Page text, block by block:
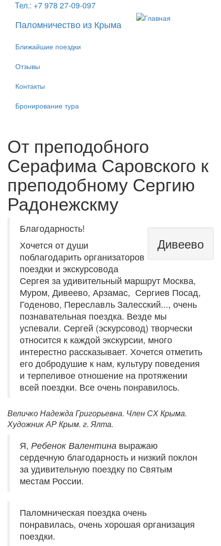
Перейти
основному
Тел.: +7 978 27-09-097
Паломничество из Крыма
Ближайшие поездки
Отзывы
Контакты
Бронирование тура
От преподобного
Серафима Саровского к
преподобному Сергию
Радонежскму
Дивеево
Благодарность!
Хочется от души
поблагодарить организаторов
поездки и экскурсовода
Сергея за удивительный маршрут Москва,
Муром, Дивеево, Арзамас, Сергиев Посад,
Годеново, Переславль Залесский..., очень
познавательная поездка. Везде мы
успевали. Сергей (эскурсовод) творчески
относится к каждой экскурсии, много
интерестно рассказывает. Хочется отметить
его добродушие к нам, культуру поведения
и терпеливое отношение на протяжении
всей поездки. Все очень понравилось.
Величко Надежда Григорьевна. Член СХ Крыма.
Художник АР Крым. г. Ялта.
Я, Ребенок Валентина выражаю
сердечную благодарность и низкий поклон
за удивительную поездку по Святым
местам России.
Паломническая поездка очень
понравилась, очень хорошая организация
поездки.